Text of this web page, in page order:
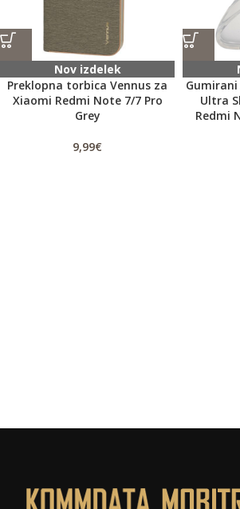
Nov izdelek
Preklopna torbica Vennus za
Xiaomi Redmi Note 7/7 Pro
Grey
9,99€
Ultra
Redmi